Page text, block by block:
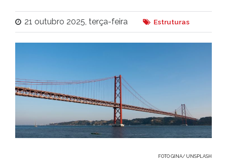
21 outubro 2025, terça-feira Estruturas
FOTO GINA/ UNSPLASH